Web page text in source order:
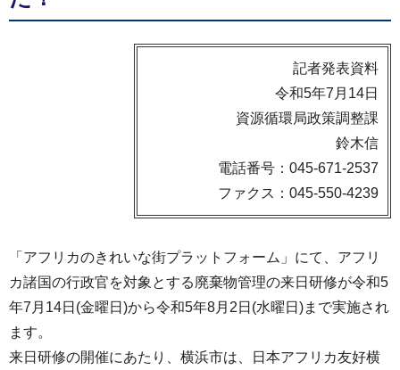
記者発表資料
令和5年7月14日
資源循環局政策調整課
鈴木信
電話番号：045-671-2537
ファクス：045-550-4239
「アフリカのきれいな街プラットフォーム」にて、アフリ
カ諸国の行政官を対象とする廃棄物管理の来日研修が令和5
年7月14日(金曜日)から令和5年8月2日(水曜日)まで実施され
ます。
来日研修の開催にあたり、横浜市は、日本アフリカ友好横